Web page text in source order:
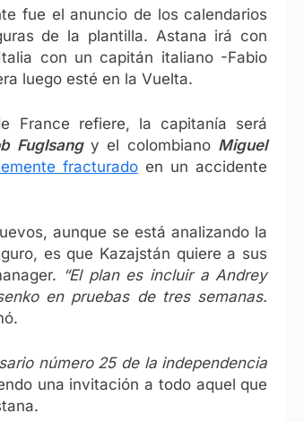
fue el anuncio de los calendarios
de la plantilla. Astana irá con
con un capitán italiano -Fabio
luego esté en la Vuelta.
France refiere, la capitanía será
Fuglsangy el colombiano Miguel
fracturadoen un accidente
aunque se está analizando la
es que Kazajstán quiere a sus
“El plan es incluir a Andrey
en pruebas de tres semanas.
número 25 de la independencia
una invitación a todo aquel que